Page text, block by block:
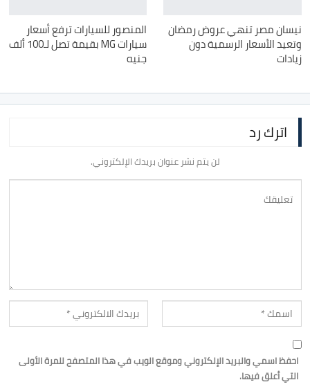
نيسان مصر تنهي عروض رمضان
وتعيد الأسعار الرسمية دون
زيادات
المنصور للسيارات ترفع أسعار
سيارات MG بقيمة تصل لـ100 ألف
جنيه
اترك رد
لن يتم نشر عنوان بريدك الإلكتروني.
احفظ اسمي والبريد الإلكتروني وموقع الويب في هذا المتصفح للمرة الأولى
التي أعلق فيها.